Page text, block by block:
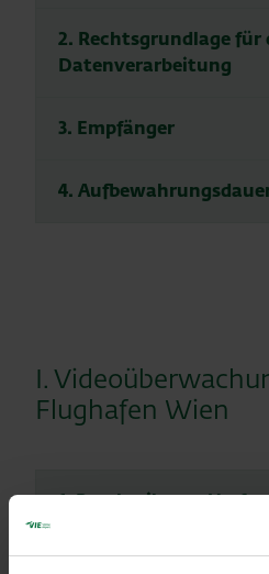
2. Rechtsgrundlage für
Datenverarbeitung
3. Empfänger
4.
I.
Flughafen Wien
1. Beschreibung,